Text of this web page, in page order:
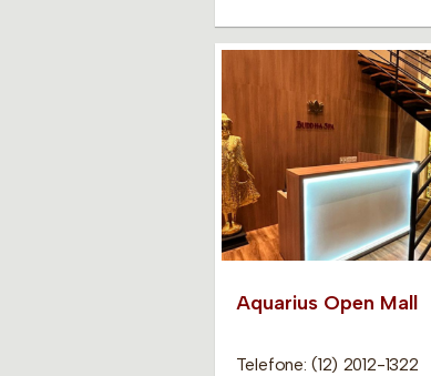
Aquarius Open Mall
Telefone: (12) 2012-1322